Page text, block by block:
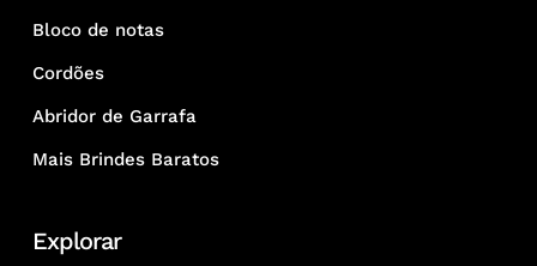
Bloco de notas
Cordões
Abridor de Garrafa
Mais Brindes Baratos
Explorar